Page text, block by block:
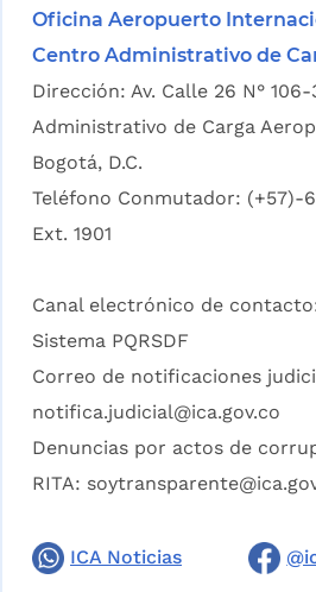
Oficina Aeropuerto
Centro Administrativo de
Dirección: Av. Calle 26 N°
Administrativo de Carga
Bogotá, D.C.
Teléfono Conmutador: (+57)-
Ext. 1901
Canal electrónico de
Sistema PQRSDF
Correo de notificaciones
notifica.judicial@ica.gov.co
Denuncias por actos de
RITA:
ICA Noticias